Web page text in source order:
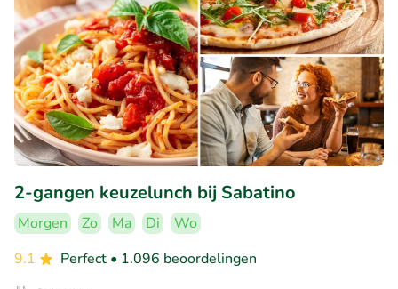
2-gangen keuzelunch bij Sabatino
Morgen Zo Ma Di
Wo
9.1
Perfect • 1.096 beoordelingen